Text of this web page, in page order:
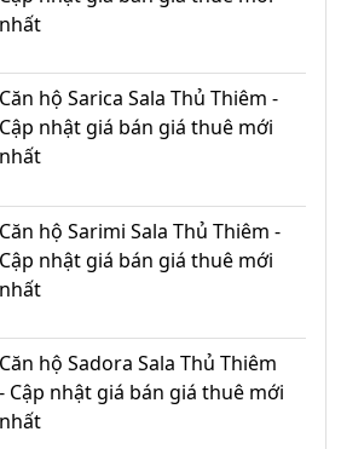
nhất
Căn hộ Sarica Sala Thủ Thiêm -
Cập nhật giá bán giá thuê mới
nhất
Căn hộ Sarimi Sala Thủ Thiêm -
Cập nhật giá bán giá thuê mới
nhất
Căn hộ Sadora Sala Thủ Thiêm
- Cập nhật giá bán giá thuê mới
nhất